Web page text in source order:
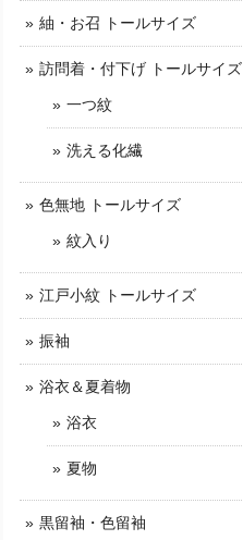
紬・お召 トールサイズ
訪問着・付下げ トールサイズ
一つ紋
洗える化繊
色無地 トールサイズ
紋入り
江戸小紋 トールサイズ
振袖
浴衣＆夏着物
浴衣
夏物
黒留袖・色留袖